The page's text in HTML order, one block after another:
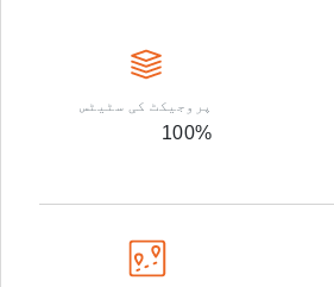
پروجیکٹ کی سٹیٹس
100%